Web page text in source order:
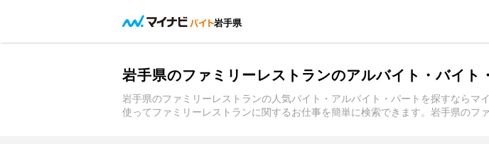
岩手県
岩手県のファミリーレストランのアルバイト・バイト
岩手県のファミリーレストランの人気バイト・アルバイト・パートを探すなら
使ってファミリーレストランに関するお仕事を簡単に検索できます。岩手県のフ